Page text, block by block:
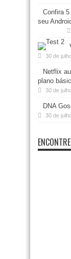
Confira
seu
30 de
Netflix
plano
30 de
DNA
30 de